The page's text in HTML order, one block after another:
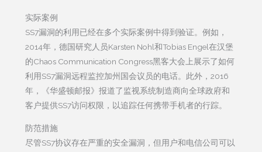
实际案例
SS7漏洞的利用已经在多个实际案例中得到验证。例如，
2014年，德国研究人员Karsten Nohl和Tobias Engel在汉堡
的Chaos Communication Congress黑客大会上展示了如何
利用SS7漏洞远程监控加州国会议员的电话。此外，2016
年，《华盛顿邮报》报道了监视系统制造商向全球政府和
客户提供SS7访问权限，以追踪任何携带手机者的行踪。
防范措施
尽管SS7协议存在严重的安全漏洞，但用户和电信公司可以